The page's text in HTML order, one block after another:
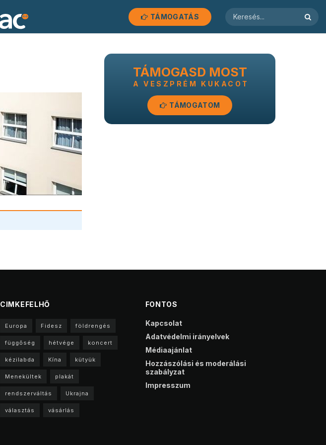
TÁMOGATÁS
TÁMOGASD MOST
A VESZPRÉM KUKACOT
TÁMOGATOM
CIMKEFELHŐ
Europa Fidesz földrengés
függőség hétvége koncert
kézilabda Kína kütyük
Menekültek plakát
rendszerváltás Ukrajna
választás vásárlás
FONTOS
Kapcsolat
Adatvédelmi irányelvek
Médiaajánlat
Hozzászólási és moderálási
szabályzat
Impresszum